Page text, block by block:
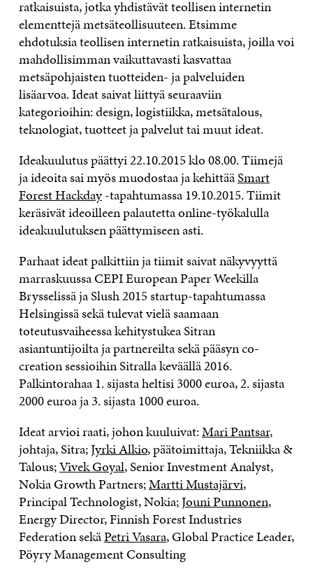
ratkaisuista, jotka yhdistävät teollisen internetin
elementtejä metsäteollisuuteen. Etsimme
ehdotuksia teollisen internetin ratkaisuista, joilla voi
mahdollisimman vaikuttavasti kasvattaa
metsäpohjaisten tuotteiden- ja palveluiden
lisäarvoa. Ideat saivat liittyä seuraaviin
kategorioihin: design, logistiikka, metsätalous,
teknologiat, tuotteet ja palvelut tai muut ideat.
Ideakuulutus päättyi 22.10.2015 klo 08.00. Tiimejä
ja ideoita sai myös muodostaa ja kehittääSmart
Forest Hackday-tapahtumassa 19.10.2015. Tiimit
keräsivät ideoilleen palautetta online-työkalulla
ideakuulutuksen päättymiseen asti.
Parhaat ideat palkittiin ja tiimit saivat näkyvyyttä
marraskuussa CEPI European Paper Weekilla
Brysselissä ja Slush 2015 startup-tapahtumassa
Helsingissä sekä tulevat vielä saamaan
toteutusvaiheessa kehitystukea Sitran
asiantuntijoilta ja partnereilta sekä pääsyn co-
creation sessioihin Sitralla keväällä 2016.
Palkintorahaa 1. sijasta heltisi 3000 euroa, 2. sijasta
2000 euroa ja 3. sijasta 1000 euroa.
Ideat arvioi raati, johon kuuluivat:Mari Pantsar,
johtaja, Sitra;Jyrki Alkio, päätoimittaja, Tekniikka &
Talous;Vivek Goyal, Senior Investment Analyst,
Nokia Growth Partners;Martti Mustajärvi,
Principal Technologist, Nokia;Jouni Punnonen,
Energy Director, Finnish Forest Industries
Federation sekäPetri Vasara, Global Practice Leader,
Pöyry Management Consulting